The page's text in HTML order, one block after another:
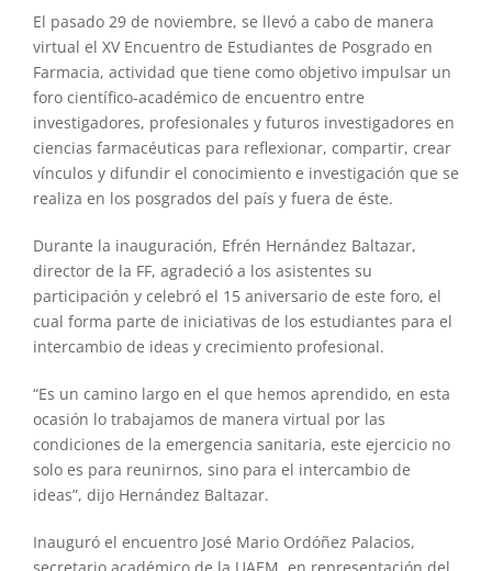
El pasado 29 de noviembre, se llevó a cabo de manera
virtual el XV Encuentro de Estudiantes de Posgrado en
Farmacia, actividad que tiene como objetivo impulsar un
foro científico-académico de encuentro entre
investigadores, profesionales y futuros investigadores en
ciencias farmacéuticas para reflexionar, compartir, crear
vínculos y difundir el conocimiento e investigación que se
realiza en los posgrados del país y fuera de éste.
Durante la inauguración, Efrén Hernández Baltazar,
director de la FF, agradeció a los asistentes su
participación y celebró el 15 aniversario de este foro, el
cual forma parte de iniciativas de los estudiantes para el
intercambio de ideas y crecimiento profesional.
“Es un camino largo en el que hemos aprendido, en esta
ocasión lo trabajamos de manera virtual por las
condiciones de la emergencia sanitaria, este ejercicio no
solo es para reunirnos, sino para el intercambio de
ideas”, dijo Hernández Baltazar.
Inauguró el encuentro José Mario Ordóñez Palacios,
secretario académico de la UAEM, en representación del